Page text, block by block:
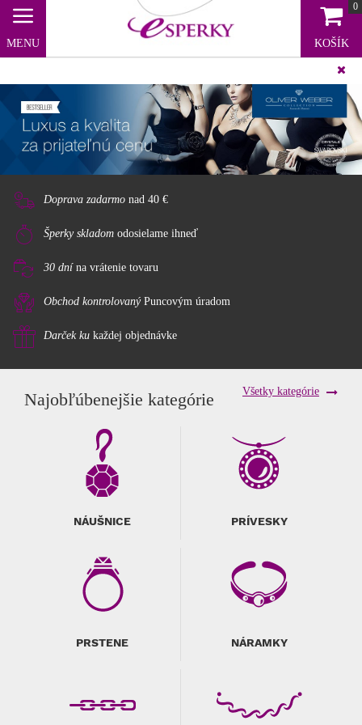
MENU
0
KOŠÍK
Doprava zadarmo nad 40 €
Šperky skladom odosielame ihneď
30 dnína vrátenie tovaru
Obchod kontrolovanýPuncovým úradom
Darček ku každej objednávke
Všetky kategórie
Najobľúbenejšie kategórie
NÁUŠNICE PRÍVESKY
PRSTENE NÁRAMKY